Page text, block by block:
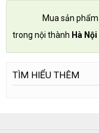
Mua sản
trong nội thành Hà Nội
TÌM HIỂU THÊM